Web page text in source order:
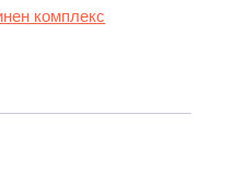
комплекс